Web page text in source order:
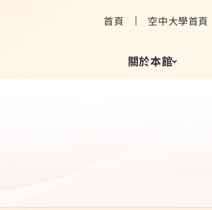
首頁 空中大學首頁
關於本館